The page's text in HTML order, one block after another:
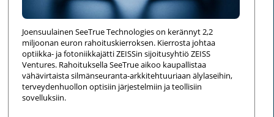
Joensuulainen SeeTrue Technologies on kerännyt 2,2
miljoonan euron rahoituskierroksen. Kierrosta johtaa
optiikka- ja fotoniikkajätti ZEISSin sijoitusyhtiö ZEISS
Ventures. Rahoituksella SeeTrue aikoo kaupallistaa
vähävirtaista silmänseuranta-arkkitehtuuriaan älylaseihin,
terveydenhuollon optisiin järjestelmiin ja teollisiin
sovelluksiin.